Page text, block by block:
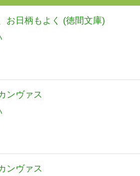
お日柄もよく (徳間文庫)
ンヴァス
ンヴァス